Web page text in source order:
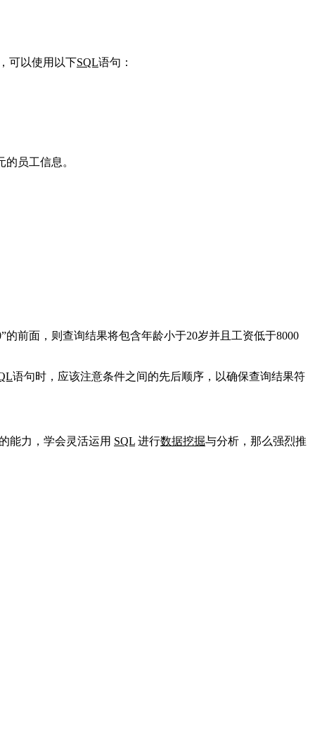
可以使用以下SQL语句：
员工信息。
前面，则查询结果将包含年龄小于20岁并且工资低于8000
语句时，应该注意条件之间的先后顺序，以确保查询结果符
能力，学会灵活运用 SQL 进行数据挖掘与分析，那么强烈推